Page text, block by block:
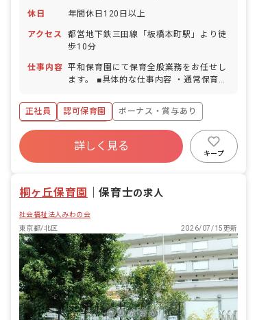
休日 年間休日120日以上
アクセス
都営地下鉄三田線「板橋本町駅」より徒
歩10分
仕事内容 平和保育園にて保育全般業務をお任せし
ます。 ■具体的な仕事内容 ・通常保育業
・保護者との面談 ・保育に関する企画・
立案など
正社員 認可保育園
ボーナス・賞与あり
年間休日120日以上
寮・住宅・家賃補助あり
社会保険完備
昇給昇進あり
詳しく見る
キープ
桐ヶ丘保育園 ｜保育士の求人
社会福祉法人みわの会
東京都/北区
2026/07/15更新